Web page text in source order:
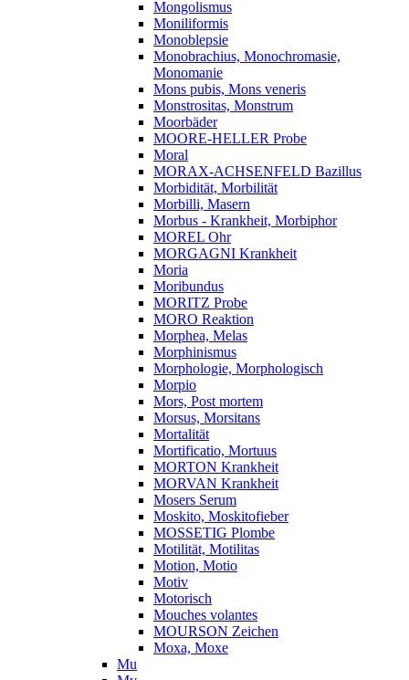
Mongolismus
Moniliformis
Monoblepsie
Monobrachius, Monochromasie,
Monomanie
Mons pubis, Mons veneris
Monstrositas, Monstrum
Moorbäder
MOORE-HELLER Probe
Moral
MORAX-ACHSENFELD Bazillus
Morbidität, Morbilität
Morbilli, Masern
Morbus - Krankheit, Morbiphor
MOREL Ohr
MORGAGNI Krankheit
Moria
Moribundus
MORITZ Probe
MORO Reaktion
Morphea, Melas
Morphinismus
Morphologie, Morphologisch
Morpio
Mors, Post mortem
Morsus, Morsitans
Mortalität
Mortificatio, Mortuus
MORTON Krankheit
MORVAN Krankheit
Mosers Serum
Moskito, Moskitofieber
MOSSETIG Plombe
Motilität, Motilitas
Motion, Motio
Motiv
Motorisch
Mouches volantes
MOURSON Zeichen
Moxa, Moxe
Mu